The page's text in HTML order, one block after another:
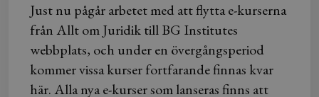
Just nu pågår arbetet med att flytta e-kurserna
från Allt om Juridik till BG Institutes
webbplats, och under en övergångsperiod
kommer vissa kurser fortfarande finnas kvar
här. Alla nya e-kurser som lanseras finns att